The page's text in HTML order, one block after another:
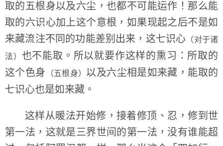
取的五根身以及六尘，也都不可能运作！那么能
取的六识心加上这个意根，如果现起之后不是如
来藏流注不同的功能差别出来，这七识心 （对于诸
法） 也不能取。所以就要作这样的熏习：所取的
这个色身 （五根身） 以及六尘相是如来藏，能取的
七识心也是如来藏。
这样从暖法开始修，接着修顶、忍，修到世
第一法，这就是三界世间的第一法，没有谁能超